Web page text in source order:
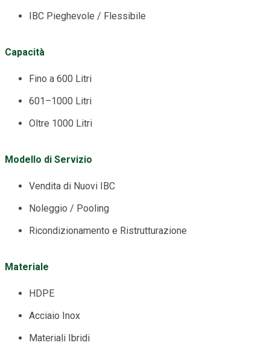
IBC Pieghevole / Flessibile
Capacità
Fino a 600 Litri
601–1000 Litri
Oltre 1000 Litri
Modello di Servizio
Vendita di Nuovi IBC
Noleggio / Pooling
Ricondizionamento e Ristrutturazione
Materiale
HDPE
Acciaio Inox
Materiali Ibridi